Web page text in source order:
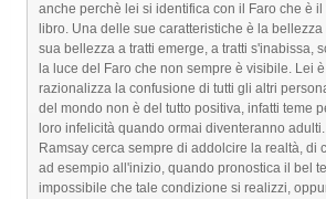
anche perchè lei si identifica con il Faro che è il
libro. Una delle sue caratteristiche è la
sua bellezza a tratti emerge, a tratti s'inabissa,
la luce del Faro che non sempre è visibile. Lei
razionalizza la confusione di tutti gli altri
del mondo non è del tutto positiva, infatti teme
loro infelicità quando ormai diventeranno
Ramsay cerca sempre di addolcire la realtà, di
ad esempio all'inizio, quando pronostica il bel
impossibile che tale condizione si realizzi,